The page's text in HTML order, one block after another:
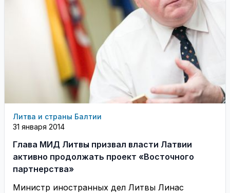
Литва и страны Балтии
31 января 2014
Глава МИД Литвы призвал власти Латвии
активно продолжать проект «Восточного
партнерства»
Министр иностранных дел Литвы Линас